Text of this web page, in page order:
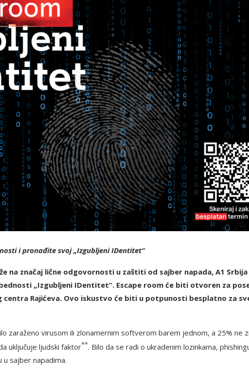
i pronađite svoj „Izgubljeni IDentitet“
na značaj lične odgovornosti u zaštiti od sajber napada, A1
„Izgubljeni IDentitet“. Escape room će biti otvoren za
Rajićeva. Ovo iskustvo će biti u potpunosti besplatno za
zaraženo virusom ili zlonamernim softverom barem jednom, a 25% ne
uključuje ljudski faktor**. Bilo da se radi o ukradenim lozinkama,
u sajber napadima.